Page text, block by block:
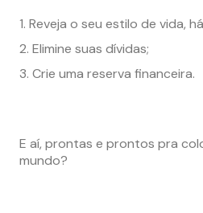
Reveja o seu estilo de vida,
Elimine suas dívidas;
Crie uma reserva financeira.
E aí, prontas e prontos pra
mundo?